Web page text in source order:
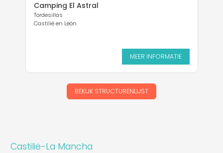
Camping El Astral
Tordesillas
Castilië en León
MEER INFORMATIE
BEKIJK STRUCTURENLIJST
Castilië-La Mancha